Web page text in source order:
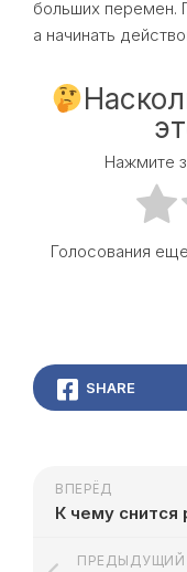
больших перемен.
а начинать
Нажмите
Голосования
SHARE
ВПЕРЁД
К чему снится
ПРЕДЫДУЩИЙ